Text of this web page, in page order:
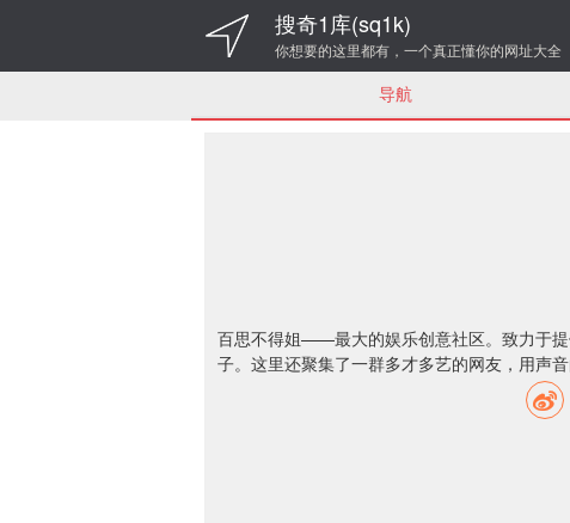
搜奇1库(sq1k)
你想要的这里都有，一个真正懂你的网址大全
导航
百思不得姐——最大的娱乐创意社区。致力于
子。这里还聚集了一群多才多艺的网友，用声